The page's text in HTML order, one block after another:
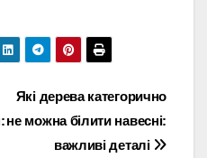
Які дерева категорично
не можна білити навесні:
важливі деталі